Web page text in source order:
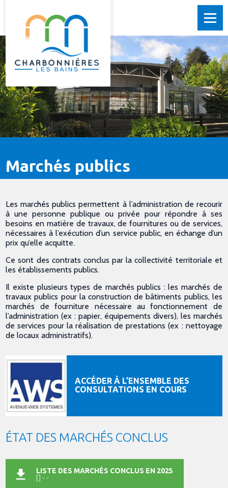
Marchés publics
Les marchés publics permettent à l’administration de recourir
à une personne publique ou privée pour répondre à ses
besoins en matière de travaux, de fournitures ou de services,
nécessaires à l’exécution d’un service public, en échange d’un
prix qu’elle acquitte.
Ce sont des contrats conclus par la collectivité territoriale et
les établissements publics.
Il existe plusieurs types de marchés publics : les marchés de
travaux publics pour la construction de bâtiments publics, les
marchés de fourniture nécessaire au fonctionnement de
l’administration (ex : papier, équipements divers), les marchés
de services pour la réalisation de prestations (ex : nettoyage
de locaux administratifs).
ACCÉDER À L’ENSEMBLE DES
CONSULTATIONS EN COURS
ÉTAT DES MARCHÉS CONCLUS
LISTE DES MARCHÉS CONCLUS EN 2025
[] - -